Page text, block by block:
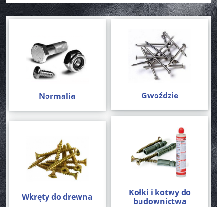
Normalia Gwoździe
Wkręty do drewna
Kołki i kotwy do
budownictwa